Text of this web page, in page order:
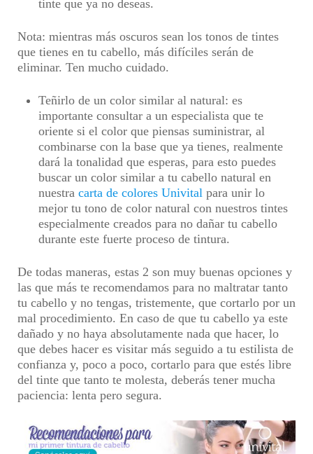
tinte que ya no deseas.
Nota: mientras más oscuros sean los tonos de tintes
que tienes en tu cabello, más difíciles serán de
eliminar. Ten mucho cuidado.
Teñirlo de un color similar al natural: es
importante consultar a un especialista que te
oriente si el color que piensas suministrar, al
combinarse con la base que ya tienes, realmente
dará la tonalidad que esperas, para esto puedes
buscar un color similar a tu cabello natural en
nuestra carta de colores Univital para unir lo
mejor tu tono de color natural con nuestros tintes
especialmente creados para no dañar tu cabello
durante este fuerte proceso de tintura.
De todas maneras, estas 2 son muy buenas opciones y
las que más te recomendamos para no maltratar tanto
tu cabello y no tengas, tristemente, que cortarlo por un
mal procedimiento. En caso de que tu cabello ya este
dañado y no haya absolutamente nada que hacer, lo
que debes hacer es visitar más seguido a tu estilista de
confianza y, poco a poco, cortarlo para que estés libre
del tinte que tanto te molesta, deberás tener mucha
paciencia: lenta pero segura.